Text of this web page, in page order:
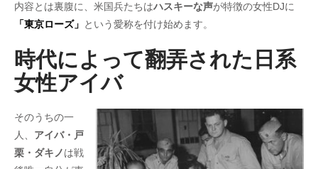
内容とは裏腹に、米国兵たちはハスキーな声が特徴の女性DJに
「東京ローズ」 という愛称を付け始めます。
時代によって翻弄された日系
女性アイバ
そのうちの一
人、 アイバ・戸
栗・ダキノは戦